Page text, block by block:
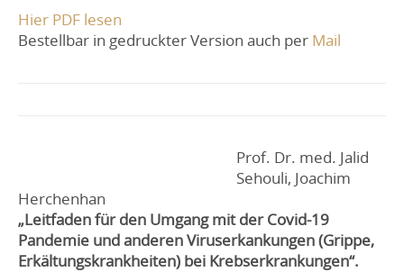
Hier PDF lesen
Bestellbar in gedruckter Version auch per Mail
Prof. Dr. med. Jalid
Sehouli, Joachim
Herchenhan
„Leitfaden für den Umgang mit der Covid-19
Pandemie und anderen Viruserkankungen (Grippe,
Erkältungskrankheiten) bei Krebserkrankungen“.